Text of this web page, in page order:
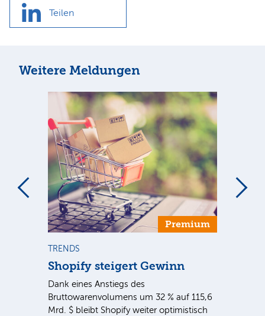
Teilen
Weitere Meldungen
Premium
TRENDS
Shopify steigert Gewinn
Dank eines Anstiegs des
Bruttowarenvolumens um 32 % auf 115,6
Mrd. $ bleibt Shopify weiter optimistisch